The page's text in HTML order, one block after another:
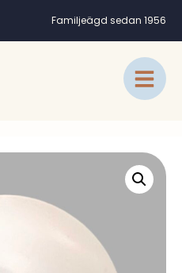
Familjeägd sedan 1956